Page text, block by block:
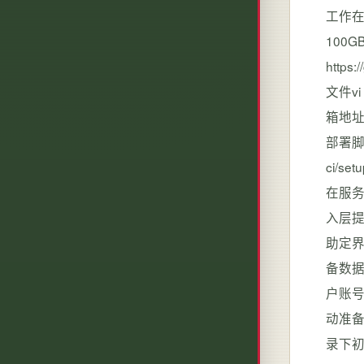
工作
文件
箱地
部署
ci/
在服
入层
助定
备数
户账
动准
录下